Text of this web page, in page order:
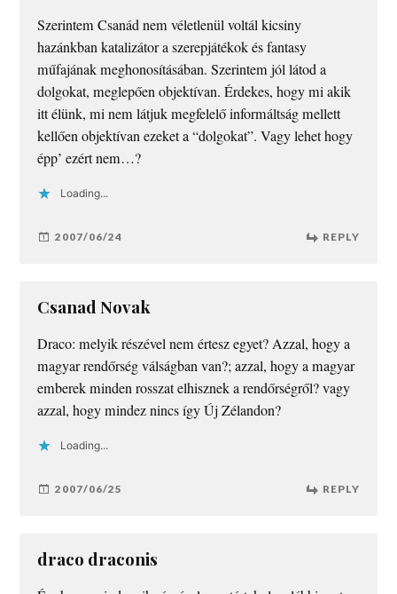
Szerintem Csanád nem véletlenül voltál kicsiny
hazánkban katalizátor a szerepjátékok és fantasy
műfajának meghonosításában. Szerintem jól látod a
dolgokat, meglepően objektívan. Érdekes, hogy mi akik
itt élünk, mi nem látjuk megfelelő informáltság mellett
kellően objektívan ezeket a “dolgokat”. Vagy lehet hogy
épp’ ezért nem…?
Loading...
2007/06/24 REPLY
Csanad Novak
Draco: melyik részével nem értesz egyet? Azzal, hogy a
magyar rendőrség válságban van?; azzal, hogy a magyar
emberek minden rosszat elhisznek a rendőrségről? vagy
azzal, hogy mindez nincs így Új Zélandon?
Loading...
2007/06/25 REPLY
draco draconis